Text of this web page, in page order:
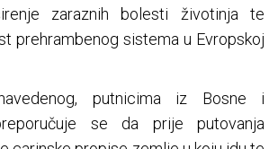
zaraznih bolesti životinja te
prehrambenog sistema u Evropskoj
putnicima iz Bosne i
se da prije putovanja